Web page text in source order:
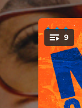
9
.